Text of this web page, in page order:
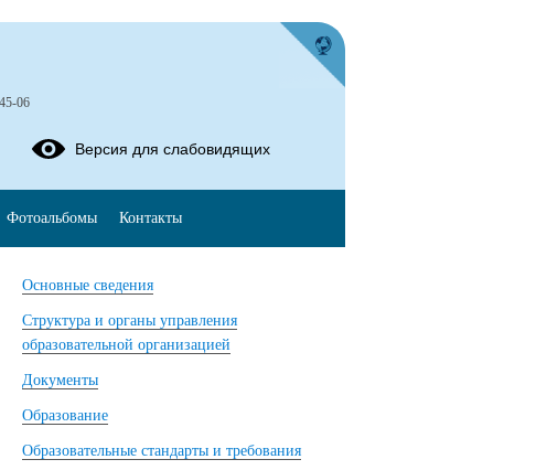
Основные сведения
Структура и органы управления
образовательной организацией
Документы
Образование
Образовательные стандарты и требования
06
Версия для слабовидящих
Фотоальбомы Контакты